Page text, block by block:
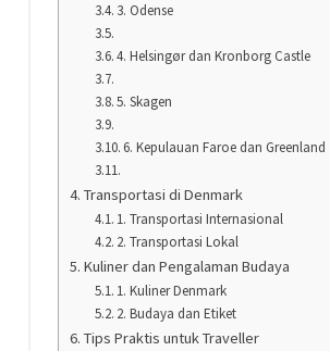
3. Odense
4. Helsingør dan Kronborg Castle
5. Skagen
6. Kepulauan Faroe dan Greenland
Transportasi di Denmark
1. Transportasi Internasional
2. Transportasi Lokal
Kuliner dan Pengalaman Budaya
1. Kuliner Denmark
2. Budaya dan Etiket
Tips Praktis untuk Traveller